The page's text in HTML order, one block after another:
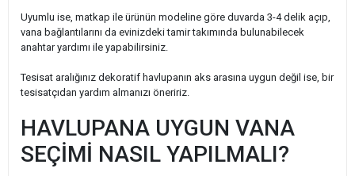
Uyumlu ise, matkap ile ürünün modeline göre duvarda 3-4 delik açıp,
vana bağlantılarını da evinizdeki tamir takımında bulunabilecek
anahtar yardımı ile yapabilirsiniz.
Tesisat aralığınız dekoratif havlupanın aks arasına uygun değil ise, bir
tesisatçıdan yardım almanızı öneririz.
HAVLUPANA UYGUN VANA
SEÇİMİ NASIL YAPILMALI?